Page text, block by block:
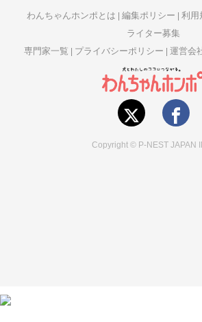
わんちゃんホンポとは 編集ポリシー 利用
ライター募集
専門家一覧
プライバシーポリシー 運営会
Copyright © P-NEST JAPAN